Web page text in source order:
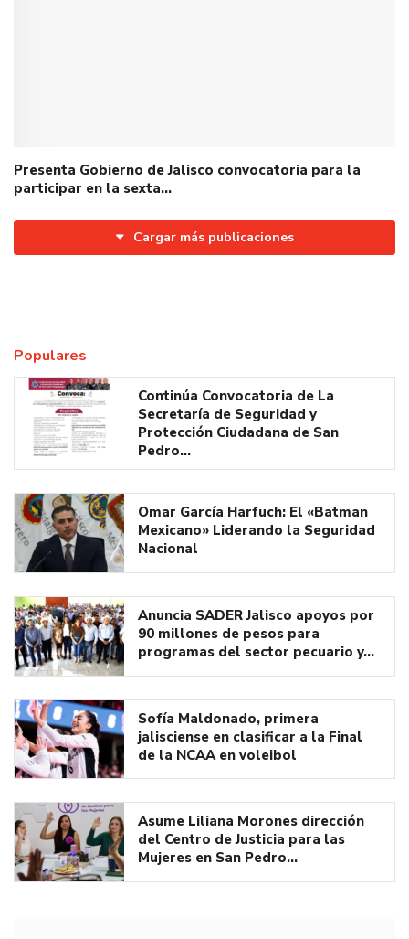
Presenta Gobierno de Jalisco convocatoria para la
participar en la sexta…
Cargar más publicaciones
Populares
Continúa Convocatoria de La
Secretaría de Seguridad y
Protección Ciudadana de San
Pedro…
Omar García Harfuch: El «Batman
Mexicano» Liderando la Seguridad
Nacional
Anuncia SADER Jalisco apoyos por
90 millones de pesos para
programas del sector pecuario y…
Sofía Maldonado, primera
jalisciense en clasificar a la Final
de la NCAA en voleibol
Asume Liliana Morones dirección
del Centro de Justicia para las
Mujeres en San Pedro…